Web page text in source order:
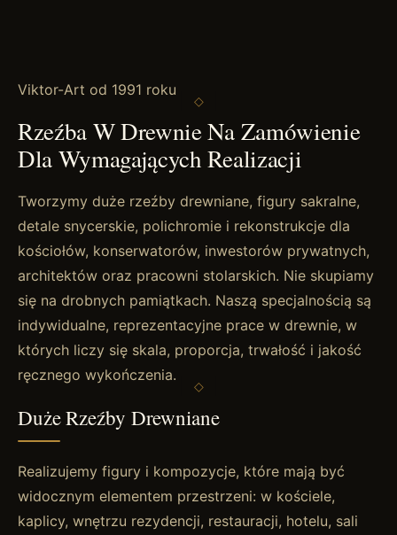
Viktor-Art od 1991 roku
Rzeźba W Drewnie Na Zamówienie
Dla Wymagających Realizacji
Tworzymy duże rzeźby drewniane, figury sakralne,
detale snycerskie, polichromie i rekonstrukcje dla
kościołów, konserwatorów, inwestorów prywatnych,
architektów oraz pracowni stolarskich. Nie skupiamy
się na drobnych pamiątkach. Naszą specjalnością są
indywidualne, reprezentacyjne prace w drewnie, w
których liczy się skala, proporcja, trwałość i jakość
ręcznego wykończenia.
Duże Rzeźby Drewniane
Realizujemy figury i kompozycje, które mają być
widocznym elementem przestrzeni: w kościele,
kaplicy, wnętrzu rezydencji, restauracji, hotelu, sali